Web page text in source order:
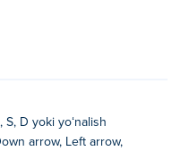
oling va bugun
kerak?
tugmalari yoki joystikdan
S, D yoki yoʻnalish
arrow, Left arrow,